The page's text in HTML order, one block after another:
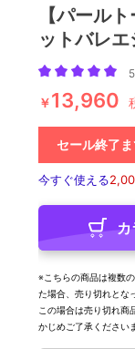
【パール
ットバレ
￥13,960
セール終了
今すぐ使える
カ
※こちらの商品は複数
た場合、売り切れとな
この場合は売り切れ商
かじめご了承ください